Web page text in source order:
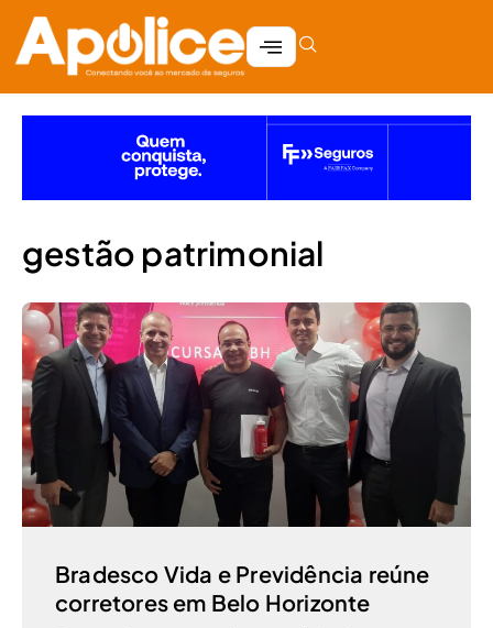
gestão patrimonial
Bradesco Vida e Previdência reúne
corretores em Belo Horizonte